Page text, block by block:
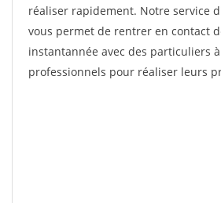
réaliser rapidement. Notre service
vous permet de rentrer en contact
instantannée avec des particuliers
professionnels pour réaliser leurs